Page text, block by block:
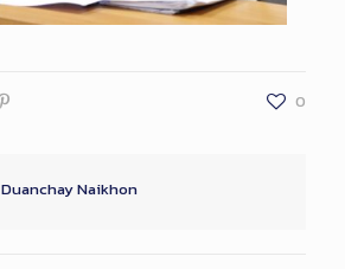
0
Duanchay Naikhon